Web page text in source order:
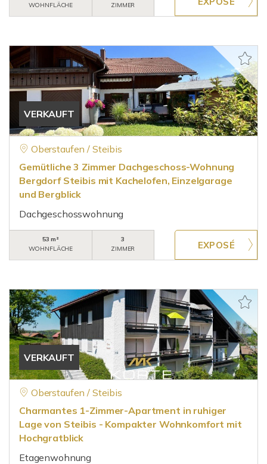
WOHNFLÄCHE
ZIMMER
VERKAUFT
Oberstaufen / Steibis
Gemütliche 3 Zimmer Dachgeschoss-Wohnung
Bergdorf Steibis mit Kachelofen, Einzelgarage
und Bergblick
Dachgeschosswohnung
53 m²
WOHNFLÄCHE
3
ZIMMER
VERKAUFT
Oberstaufen / Steibis
Charmantes 1-Zimmer-Apartment in ruhiger
Lage von Steibis - Kompakter Wohnkomfort mit
Hochgratblick
Etagenwohnung